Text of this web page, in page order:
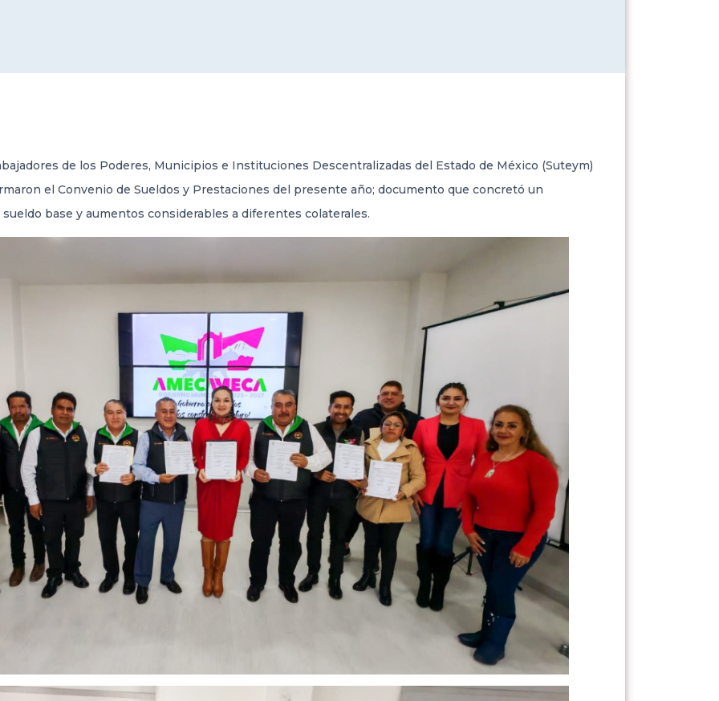
de los Poderes, Municipios e Instituciones Descentralizadas del Estado de México (Suteym)
el Convenio de Sueldos y Prestaciones del presente año; documento que concretó un
base y aumentos considerables a diferentes colaterales.